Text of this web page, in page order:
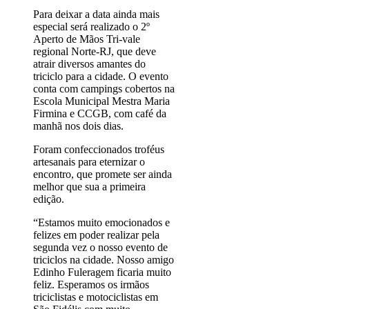
Para deixar a data ainda mais
especial será realizado o 2º
Aperto de Mãos Tri-vale
regional Norte-RJ, que deve
atrair diversos amantes do
triciclo para a cidade. O evento
conta com campings cobertos na
Escola Municipal Mestra Maria
Firmina e CCGB, com café da
manhã nos dois dias.
Foram confeccionados troféus
artesanais para eternizar o
encontro, que promete ser ainda
melhor que sua a primeira
edição.
“Estamos muito emocionados e
felizes em poder realizar pela
segunda vez o nosso evento de
triciclos na cidade. Nosso amigo
Edinho Fuleragem ficaria muito
feliz. Esperamos os irmãos
triciclistas e motociclistas em